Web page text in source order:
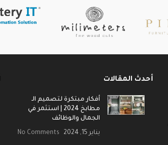
أحدث المقالات
أفكار مبتكرة لتصميم الـ
مطابخ 2024 | استثمر في
الجمال والوظائف
يناير 15, 2024 No Comments